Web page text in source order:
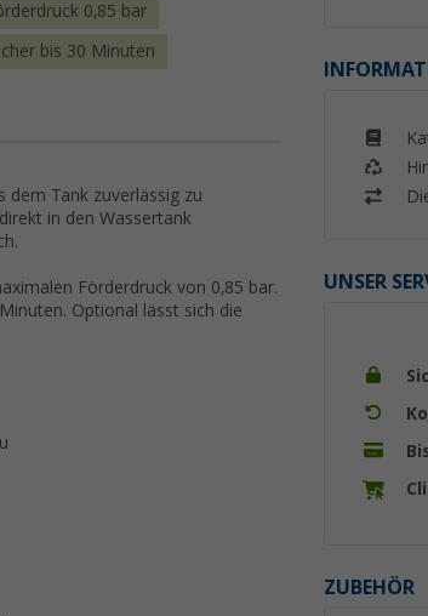
UNSER
ZUBEHÖR
0,85 bar
bis 30 Minuten
dem Tank zuverlässig zu
in den Wassertank
Förderdruck von 0,85 bar.
Optional lässt sich die